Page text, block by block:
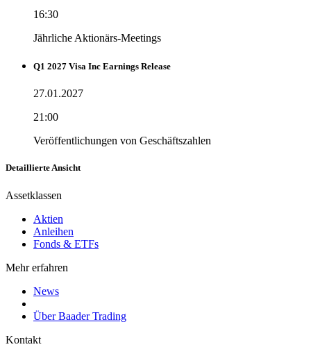
16:30
Jährliche Aktionärs-Meetings
Q1 2027 Visa Inc Earnings Release
27.01.2027
21:00
Veröffentlichungen von Geschäftszahlen
Detaillierte Ansicht
Assetklassen
Aktien
Anleihen
Fonds & ETFs
Mehr erfahren
News
Über Baader Trading
Kontakt